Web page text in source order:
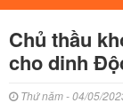
navigation
Chủ thầu
cho dinh
Thứ năm - 04/05/